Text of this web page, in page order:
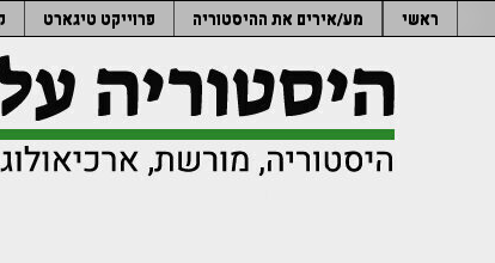
to
ראשי מע/אירים את ההיסטוריה פרוייקט טיגארט